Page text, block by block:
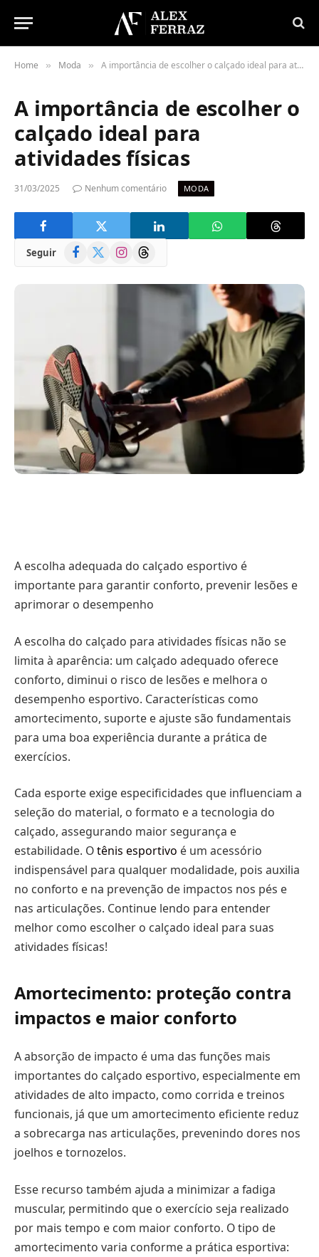
Home » Moda » A importância de escolher o calçado ideal para atividades físicas
A importância de escolher o
calçado ideal para
atividades físicas
31/03/2025 Nenhum comentário MODA
Seguir Facebook
(Twitter)
InstagramThreads
A escolha adequada do calçado esportivo é
importante para garantir conforto, prevenir lesões e
aprimorar o desempenho
A escolha do calçado para atividades físicas não se
limita à aparência: um calçado adequado oferece
conforto, diminui o risco de lesões e melhora o
desempenho esportivo. Características como
amortecimento, suporte e ajuste são fundamentais
para uma boa experiência durante a prática de
exercícios.
Cada esporte exige especificidades que influenciam a
seleção do material, o formato e a tecnologia do
calçado, assegurando maior segurança e
estabilidade. Otênis esportivo é um acessório
indispensável para qualquer modalidade, pois auxilia
no conforto e na prevenção de impactos nos pés e
nas articulações. Continue lendo para entender
melhor como escolher o calçado ideal para suas
atividades físicas!
Amortecimento: proteção contra
impactos e maior conforto
A absorção de impacto é uma das funções mais
importantes do calçado esportivo, especialmente em
atividades de alto impacto, como corrida e treinos
funcionais, já que um amortecimento eficiente reduz
a sobrecarga nas articulações, prevenindo dores nos
joelhos e tornozelos.
Esse recurso também ajuda a minimizar a fadiga
muscular, permitindo que o exercício seja realizado
por mais tempo e com maior conforto. O tipo de
amortecimento varia conforme a prática esportiva: